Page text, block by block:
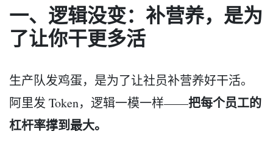
一、逻辑没变：补营养，是为
了让你干更多活
生产队发鸡蛋，是为了让社员补营养好干活。
阿里发 Token，逻辑一模一样——把每个员工的
杠杆率撑到最大。